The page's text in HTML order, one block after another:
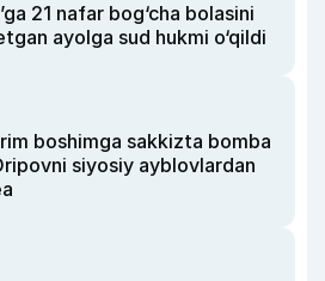
21 nafar bog‘cha bolasini
ayolga sud hukmi o‘qildi
boshimga sakkizta bomba
siyosiy ayblovlardan